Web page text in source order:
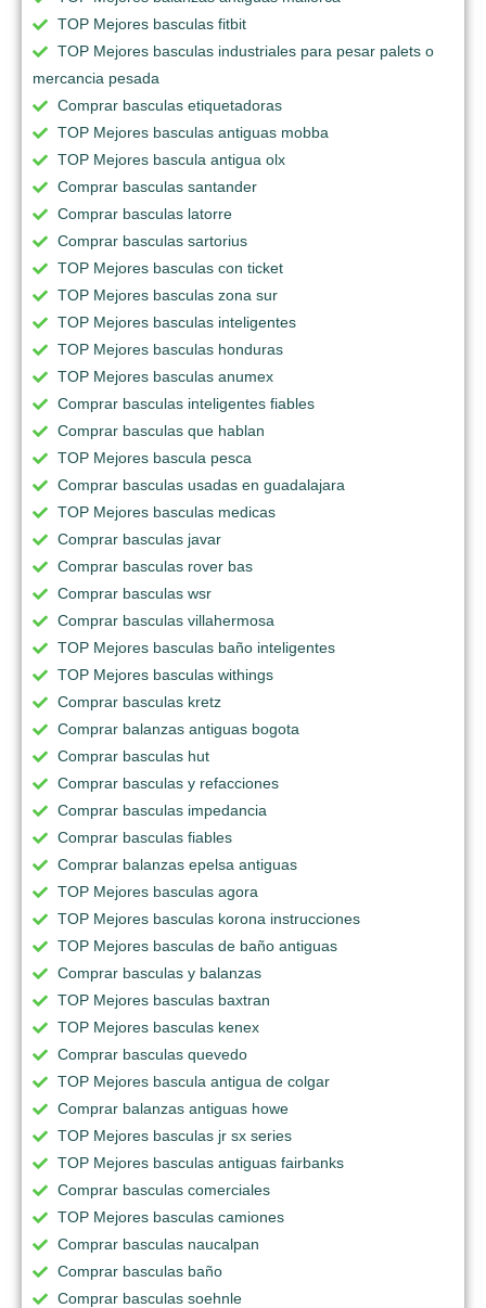
TOP Mejores basculas fitbit
TOP Mejores basculas industriales para pesar palets o
mercancia pesada
Comprar basculas etiquetadoras
TOP Mejores basculas antiguas mobba
TOP Mejores bascula antigua olx
Comprar basculas santander
Comprar basculas latorre
Comprar basculas sartorius
TOP Mejores basculas con ticket
TOP Mejores basculas zona sur
TOP Mejores basculas inteligentes
TOP Mejores basculas honduras
TOP Mejores basculas anumex
Comprar basculas inteligentes fiables
Comprar basculas que hablan
TOP Mejores bascula pesca
Comprar basculas usadas en guadalajara
TOP Mejores basculas medicas
Comprar basculas javar
Comprar basculas rover bas
Comprar basculas wsr
Comprar basculas villahermosa
TOP Mejores basculas baño inteligentes
TOP Mejores basculas withings
Comprar basculas kretz
Comprar balanzas antiguas bogota
Comprar basculas hut
Comprar basculas y refacciones
Comprar basculas impedancia
Comprar basculas fiables
Comprar balanzas epelsa antiguas
TOP Mejores basculas agora
TOP Mejores basculas korona instrucciones
TOP Mejores basculas de baño antiguas
Comprar basculas y balanzas
TOP Mejores basculas baxtran
TOP Mejores basculas kenex
Comprar basculas quevedo
TOP Mejores bascula antigua de colgar
Comprar balanzas antiguas howe
TOP Mejores basculas jr sx series
TOP Mejores basculas antiguas fairbanks
Comprar basculas comerciales
TOP Mejores basculas camiones
Comprar basculas naucalpan
Comprar basculas baño
Comprar basculas soehnle